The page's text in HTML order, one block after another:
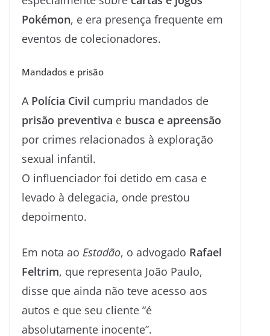
Pokémon, e era presença frequente em
eventos de colecionadores.
Mandados e prisão
A Polícia Civil cumpriu mandados de
prisão preventiva e busca e apreensão
por crimes relacionados à exploração
sexual infantil.
O influenciador foi detido em casa e
levado à delegacia, onde prestou
depoimento.
Em nota ao Estadão, o advogado Rafael
Feltrim, que representa João Paulo,
disse que ainda não teve acesso aos
autos e que seu cliente “é
absolutamente inocente”.